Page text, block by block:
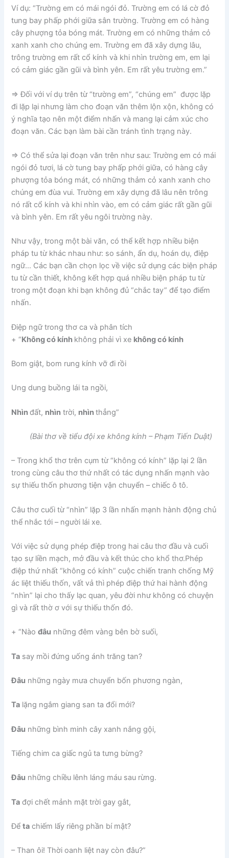
Ví dụ: “Trường em có mái ngói đỏ. Trường em có lá cờ đỏ
tung bay phấp phới giữa sân trường. Trường em có hàng
cây phượng tỏa bóng mát. Trường em có những thảm cỏ
xanh xanh cho chúng em. Trường em đã xây dựng lâu,
trông trường em rất cổ kính và khi nhìn trường em, em lại
có cảm giác gần gũi và bình yên. Em rất yêu trường em.”
=> Đối với ví dụ trên từ “trường em”, “chúng em” được lặp
đi lặp lại nhưng làm cho đoạn văn thêm lộn xộn, không có
ý nghĩa tạo nên một điểm nhấn và mang lại cảm xúc cho
đoạn văn. Các bạn làm bài cần tránh tình trạng này.
=> Có thể sửa lại đoạn văn trên như sau: Trường em có mái
ngói đỏ tươi, lá cờ tung bay phấp phới giữa, có hàng cây
phượng tỏa bóng mát, có những thảm cỏ xanh xanh cho
chúng em đùa vui. Trường em xây dựng đã lâu nên trông
nó rất cổ kính và khi nhìn vào, em có cảm giác rất gần gũi
và bình yên. Em rất yêu ngôi trường này.
Như vậy, trong một bài văn, có thể kết hợp nhiều biện
pháp tu từ khác nhau như: so sánh, ẩn dụ, hoán dụ, điệp
ngữ… Các bạn cần chọn lọc về việc sử dụng các biện pháp
tu từ cần thiết, không kết hợp quá nhiều biện pháp tu từ
trong một đoạn khi bạn không đủ “chắc tay” để tạo điểm
nhấn.
Điệp ngữ trong thơ ca và phân tích
+ “Không có kính không phải vì xe không có kính
Bom giật, bom rung kính vỡ đi rồi
Ung dung buồng lái ta ngồi,
Nhìnđất, nhìn trời, nhìnthẳng”
(Bài thơ về tiểu đội xe không kính – Phạm Tiến Duật)
– Trong khổ thơ trên cụm từ “không có kính” lặp lại 2 lần
trong cùng câu thơ thứ nhất có tác dụng nhấn mạnh vào
sự thiếu thốn phương tiện vận chuyển – chiếc ô tô.
Câu thơ cuối từ “nhìn” lặp 3 lần nhấn mạnh hành động chủ
thể nhắc tới – người lái xe.
Với việc sử dụng phép điệp trong hai câu thơ đầu và cuối
tạo sự liền mạch, mở đầu và kết thúc cho khổ thơ.Phép
điệp thứ nhất “không có kính” cuộc chiến tranh chống Mỹ
ác liệt thiếu thốn, vất vả thì phép điệp thứ hai hành động
“nhìn” lại cho thấy lạc quan, yêu đời như không có chuyện
gì và rất thờ ơ với sự thiếu thốn đó.
+ “Nàođâu những đêm vàng bên bờ suối,
Ta say mồi đứng uống ánh trăng tan?
Đâu những ngày mưa chuyển bốn phương ngàn,
Ta lặng ngắm giang san ta đổi mới?
Đâu những bình minh cây xanh nắng gội,
Tiếng chim ca giấc ngủ ta tưng bừng?
Đâu những chiều lênh láng máu sau rừng.
Ta đợi chết mảnh mặt trời gay gắt,
Đểta chiếm lấy riêng phần bí mật?
– Than ôi! Thời oanh liệt nay còn đâu?”